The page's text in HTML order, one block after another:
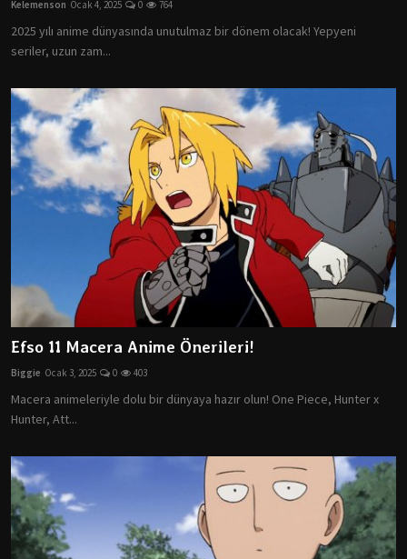
Dizi & Film
Öneriler
Listeler
K-Pop
Kelemenson Ocak 4, 2025 0 764
2025 yılı anime dünyasında unutulmaz bir dönem olacak! Yepyeni
seriler, uzun zam...
Efso 11 Macera Anime Önerileri!
Biggie Ocak 3, 2025 0 403
Macera animeleriyle dolu bir dünyaya hazır olun! One Piece, Hunter x
Hunter, Att...